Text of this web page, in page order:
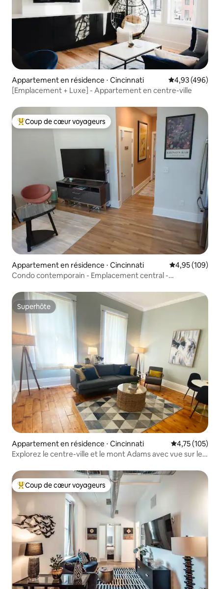
Appartement en résidence ⋅ Cincinnati Évaluation
4,93 (496)
[Emplacement + Luxe] - Appartement en centre-ville
Coups de cœur voyageurs les plus appréciés
Coup de cœur voyageurs
Appartement en résidence ⋅ Cincinnati Évaluation
4,95 (109)
Condo contemporain - Emplacement central -
Superhôte
Superhôte
Appartement en résidence ⋅ Cincinnati Évaluation
4,75 (105)
Explorez le centre-ville et le mont Adams avec vue sur le
Coups de cœur voyageurs les plus appréciés
Coup de cœur voyageurs